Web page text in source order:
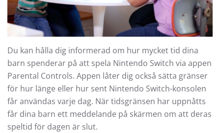
Du kan hålla dig informerad om hur mycket tid dina
barn spenderar på att spela Nintendo Switch via appen
Parental Controls. Appen låter dig också sätta gränser
för hur länge eller hur sent Nintendo Switch-konsolen
får användas varje dag. När tidsgränsen har uppnåtts
får dina barn ett meddelande på skärmen om att deras
speltid för dagen är slut.